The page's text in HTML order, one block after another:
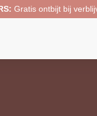
Gratis ontbijt bij